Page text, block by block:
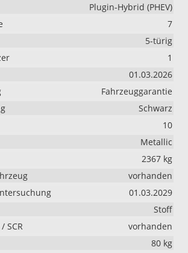
Plugin-Hybrid (PHEV)
7
5-türig
1
01.03.2026
Fahrzeuggarantie
Schwarz
10
Metallic
2367 kg
vorhanden
01.03.2029
Stoff
SCR
vorhanden
80 kg